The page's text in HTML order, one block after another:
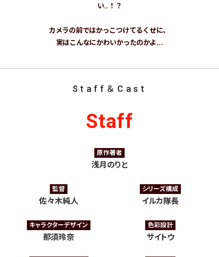
い…！？
カメラの前ではかっこつけてるくせに、
実はこんなにかわいかったのかよ…
Staff＆Cast
Staff
原作著者
浅月のりと
監督
佐々木純人
シリーズ構成
イルカ隊長
キャラクターデザイン
那須玲奈
色彩設計
サイトウ